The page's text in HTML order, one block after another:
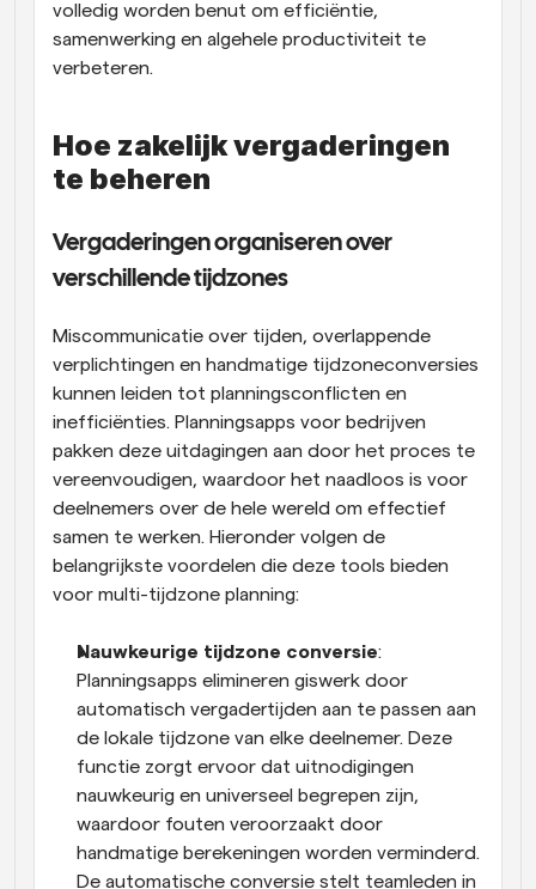
volledig worden benut om efficiëntie,
samenwerking en algehele productiviteit te
verbeteren.
Hoe zakelijk vergaderingen
te beheren
Vergaderingen organiseren over
verschillende tijdzones
Miscommunicatie over tijden, overlappende
verplichtingen en handmatige tijdzoneconversies
kunnen leiden tot planningsconflicten en
inefficiënties. Planningsapps voor bedrijven
pakken deze uitdagingen aan door het proces te
vereenvoudigen, waardoor het naadloos is voor
deelnemers over de hele wereld om effectief
samen te werken. Hieronder volgen de
belangrijkste voordelen die deze tools bieden
voor multi-tijdzone planning:
Nauwkeurige tijdzone conversie:
Planningsapps elimineren giswerk door
automatisch vergadertijden aan te passen aan
de lokale tijdzone van elke deelnemer. Deze
functie zorgt ervoor dat uitnodigingen
nauwkeurig en universeel begrepen zijn,
waardoor fouten veroorzaakt door
handmatige berekeningen worden verminderd.
De automatische conversie stelt teamleden in